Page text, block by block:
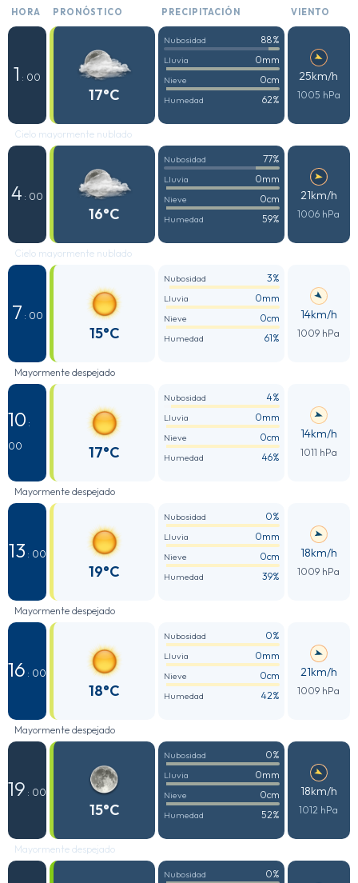
HORA PRONÓSTICO PRECIPITACIÓN VIENTO
1 : 00
17°C
Nubosidad 88%
Lluvia 0mm
Nieve 0cm
Humedad 62%
25km/h
1005 hPa
Cielo mayormente nublado
4 : 00
16°C
Nubosidad 77%
Lluvia 0mm
Nieve 0cm
Humedad 59%
21km/h
1006 hPa
Cielo mayormente nublado
7 : 00
15°C
Nubosidad 3%
Lluvia 0mm
Nieve 0cm
Humedad 61%
14km/h
1009 hPa
Mayormente despejado
10 :
00
17°C
Nubosidad 4%
Lluvia 0mm
Nieve 0cm
Humedad 46%
14km/h
1011 hPa
Mayormente despejado
13 : 00
19°C
Nubosidad 0%
Lluvia 0mm
Nieve 0cm
Humedad 39%
18km/h
1009 hPa
Mayormente despejado
16 : 00
18°C
Nubosidad 0%
Lluvia 0mm
Nieve 0cm
Humedad 42%
21km/h
1009 hPa
Mayormente despejado
19 : 00
15°C
Nubosidad 0%
Lluvia 0mm
Nieve 0cm
Humedad 52%
18km/h
1012 hPa
Mayormente despejado
Nubosidad 0%